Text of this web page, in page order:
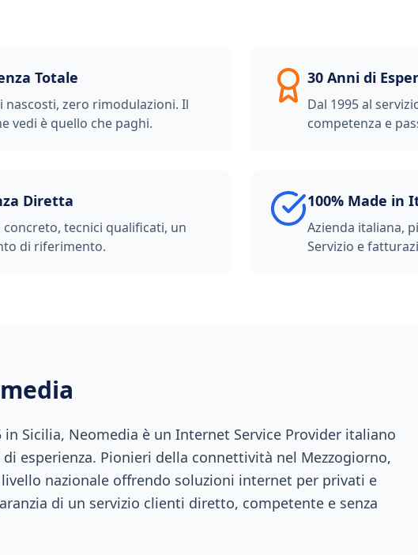
Totale
nascosti, zero rimodulazioni. Il
vedi è quello che paghi.
30 Anni di
Dal 1995 al
competenza e
Diretta
tecnici qualificati, un
di riferimento.
100% Made in
Azienda italiana,
Servizio e
in Sicilia, Neomedia è un Internet Service Provider italiano
esperienza. Pionieri della connettività nel Mezzogiorno,
nazionale offrendo soluzioni internet per privati e
di un servizio clienti diretto, competente e senza